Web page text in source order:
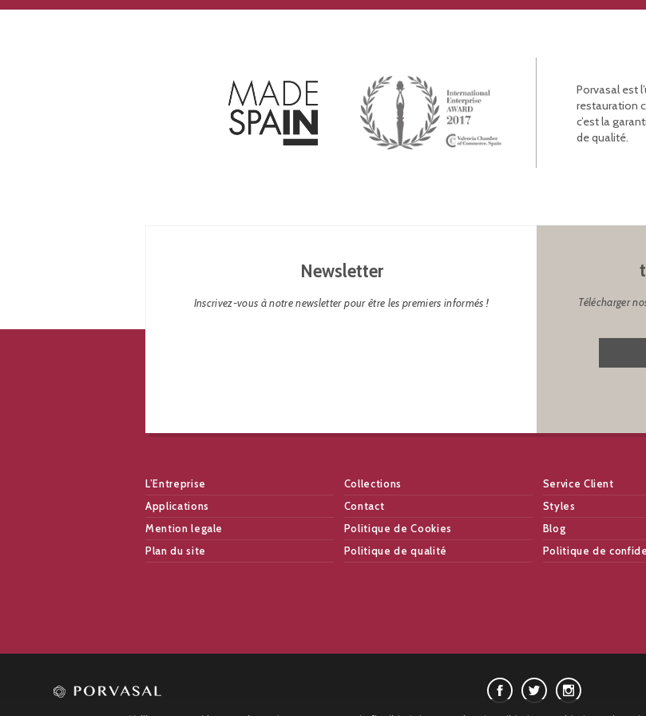
Porvasal est
restauration
c’est la
de qualité.
Newsletter
Inscrivez-vous à notre newsletter pour être les premiers informés ! Télécharger
L’Entreprise Collections
Service Client
Applications
Contact
Styles
Mention legale
Politique de Cookies
Blog
Plan du site
Politique de qualité Politique de